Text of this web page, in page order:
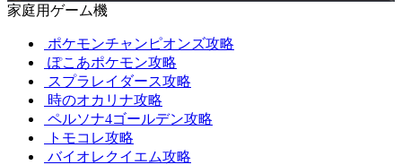
家庭用ゲーム機
ポケモンチャンピオンズ攻略
ぽこあポケモン攻略
スプラレイダース攻略
時のオカリナ攻略
ペルソナ4ゴールデン攻略
トモコレ攻略
バイオレクイエム攻略